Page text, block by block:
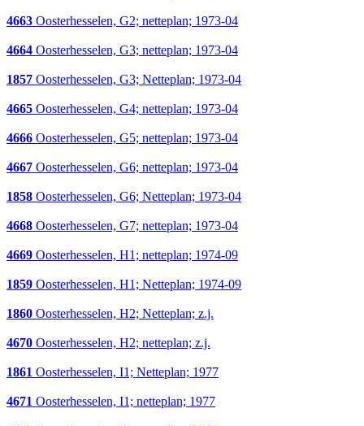
4663 Oosterhesselen, G2; netteplan; 1973-04
4664 Oosterhesselen, G3; netteplan; 1973-04
1857 Oosterhesselen, G3; Netteplan; 1973-04
4665 Oosterhesselen, G4; netteplan; 1973-04
4666 Oosterhesselen, G5; netteplan; 1973-04
4667 Oosterhesselen, G6; netteplan; 1973-04
1858 Oosterhesselen, G6; Netteplan; 1973-04
4668 Oosterhesselen, G7; netteplan; 1973-04
4669 Oosterhesselen, H1; netteplan; 1974-09
1859 Oosterhesselen, H1; Netteplan; 1974-09
1860 Oosterhesselen, H2; Netteplan; z.j.
4670 Oosterhesselen, H2; netteplan; z.j.
1861 Oosterhesselen, I1; Netteplan; 1977
4671 Oosterhesselen, I1; netteplan; 1977